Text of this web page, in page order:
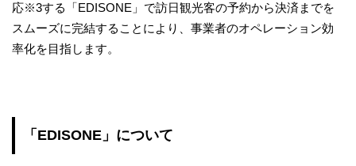
応※3する「EDISONE」で訪日観光客の予約から決済までを
スムーズに完結することにより、事業者のオペレーション効
率化を目指します。
「EDISONE」について